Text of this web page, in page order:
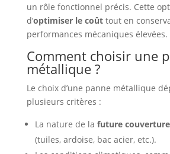
un rôle fonctionnel précis. Cette
d’optimiser le coûttout en
performances mécaniques élevées.
Comment choisir une
métallique ?
Le choix d’une panne métallique
plusieurs critères :
La nature de la future couverture
(tuiles, ardoise, bac acier, etc.).